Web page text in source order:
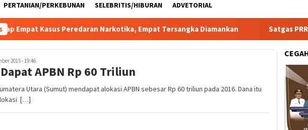
PERTANIAN/PERKEBUNAN SELEBRITIS/HIBURAN ADVETORIAL
Peredaran Narkotika, Empat Tersangka Diamankan Satgas PRR Pacu
2015 - 19:46
APBN Rp 60 Triliun
Utara (Sumut) mendapat alokasi APBN sebesar Rp 60 triliun pada 2016. Dana itu
[…]